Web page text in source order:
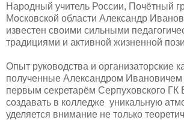
Народный учитель России, Почётный
Московской области Александр
известен своими сильными
традициями и активной жизненной
Опыт руководства и организаторские
полученные Александром
первым секретарём Серпуховского
создавать в колледже уникальную
уделяется внимание не только